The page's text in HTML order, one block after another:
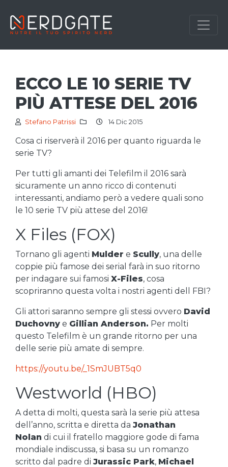
ECCO LE 10 SERIE TV
PIÙ ATTESE DEL 2016
Stefano Patrissi 14 Dic 2015
Cosa ci riserverà il 2016 per quanto riguarda le
serie TV?
Per tutti gli amanti dei Telefilm il 2016 sarà
sicuramente un anno ricco di contenuti
interessanti, andiamo però a vedere quali sono
le 10 serie TV più attese del 2016!
X Files (FOX)
Tornano gli agenti Mulder e Scully, una delle
coppie più famose dei serial farà in suo ritorno
per indagare sui famosi X-Files, cosa
scopriranno questa volta i nostri agenti dell FBI?
Gli attori saranno sempre gli stessi ovvero David
Duchovny e Gillian Anderson. Per molti
questo Telefilm è un grande ritorno per una
delle serie più amate di sempre.
https://youtu.be/_1SmJUBT5q0
Westworld (HBO)
A detta di molti, questa sarà la serie più attesa
dell’anno, scritta e diretta da Jonathan
Nolan di cui il fratello maggiore gode di fama
mondiale indiscussa, si basa su un romanzo
scritto dal padre di Jurassic Park, Michael